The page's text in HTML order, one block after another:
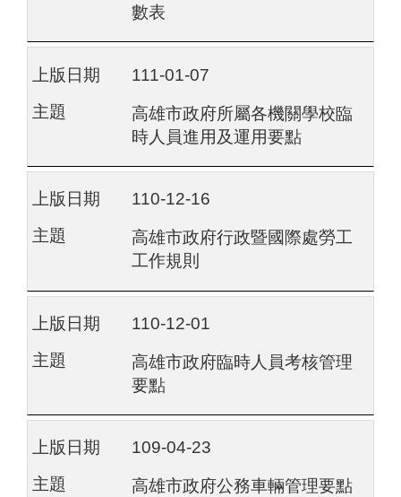
數表
111-01-07
高雄市政府所屬各機關學校臨
時人員進用及運用要點
110-12-16
高雄市政府行政暨國際處勞工
工作規則
110-12-01
高雄市政府臨時人員考核管理
要點
109-04-23
高雄市政府公務車輛管理要點